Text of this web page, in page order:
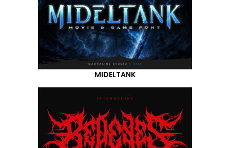
MIDELTANK